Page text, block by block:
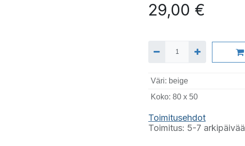
29,00 €
Väri: beige
Koko: 80 x 50
Toimitusehdot
Toimitus: 5-7 arkipäivää